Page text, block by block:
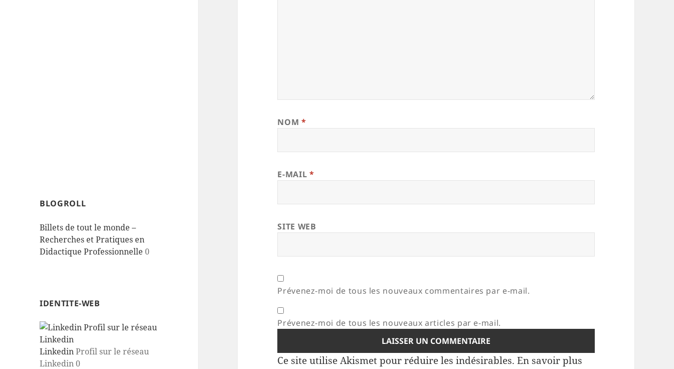
BLOGROLL
Billets de tout le monde –
Recherches et Pratiques en
Didactique Professionnelle 0
IDENTITE-WEB
LinkedinProfil sur le réseau
Linkedin 0
NOM *
E-MAIL *
SITE WEB
Prévenez-moi de tous les nouveaux commentaires par e-mail.
Prévenez-moi de tous les nouveaux articles par e-mail.
Ce site utilise Akismet pour réduire les indésirables.En savoir plus